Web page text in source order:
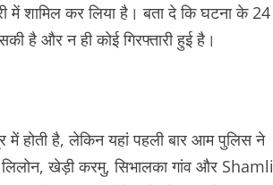
शामिल कर लिया है। बता दे कि घटना के 24
है और न ही कोई गिरफ्तारी हुई है।
में होती है, लेकिन यहां पहली बार आम पुलिस ने
खेड़ी करमु, सिभालका गांव और Shamli